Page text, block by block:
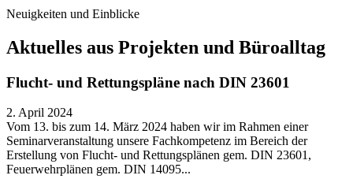
Neuigkeiten und Einblicke
Aktuelles aus Projekten und Büroalltag
Flucht- und Rettungspläne nach DIN 23601
2. April 2024
Vom 13. bis zum 14. März 2024 haben wir im Rahmen einer
Seminarveranstaltung unsere Fachkompetenz im Bereich der
Erstellung von Flucht- und Rettungsplänen gem. DIN 23601,
Feuerwehrplänen gem. DIN 14095...